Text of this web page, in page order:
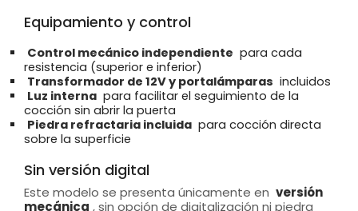
Equipamiento y control
Control mecánico independiente para cada
resistencia (superior e inferior)
Transformador de 12V y portalámparas incluidos
Luz interna para facilitar el seguimiento de la
cocción sin abrir la puerta
Piedra refractaria incluida para cocción directa
sobre la superficie
Sin versión digital
Este modelo se presenta únicamente en versión
mecánica , sin opción de digitalización ni piedra